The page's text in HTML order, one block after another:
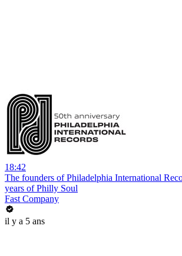
18:42
The founders of Philadelphia International
years of Philly Soul
Fast Company
il y a 5 ans